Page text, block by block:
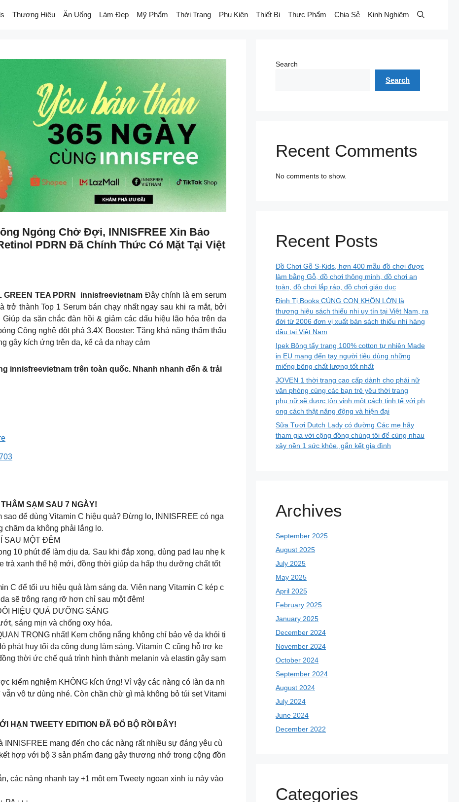
Thương Hiệu Ăn Uống Làm Đẹp Mỹ Phẩm Thời Trang Phụ Kiện Thiết Bị Thực Phẩm Chia Sẻ Kinh Nghiệm
Ngóng Chờ Đợi, INNISFREE Xin Báo
PDRN Đã Chính Thức Có Mặt Tại Việt
GREEN TEA PDRN innisfreevietnam Đây chính là em serum
trở thành Top 1 Serum bán chạy nhất ngay sau khi ra mắt, bởi
Giúp da săn chắc đàn hồi & giảm các dấu hiệu lão hóa trên da
Công nghệ đột phá 3.4X Booster: Tăng khả năng thẩm thấu
gây kích ứng trên da, kể cả da nhạy cảm
innisfreevietnam trên toàn quốc. Nhanh nhanh đến & trải
SẠM SAU 7 NGÀY!
sao để dùng Vitamin C hiệu quả? Đừng lo, INNISFREE có nga
chăm da không phải lắng lo.
SAU MỘT ĐÊM
10 phút để làm dịu da. Sau khi đắp xong, dùng pad lau nhẹ k
trà xanh thế hệ mới, đồng thời giúp da hấp thụ dưỡng chất tốt
C để tối ưu hiệu quả làm sáng da. Viên nang Vitamin C kép c
sẽ trông rạng rỡ hơn chỉ sau một đêm!
HIỆU QUẢ DƯỠNG SÁNG
sáng mịn và chống oxy hóa.
TRỌNG nhất! Kem chống nắng không chỉ bảo vệ da khỏi ti
phát huy tối đa công dụng làm sáng. Vitamin C cũng hỗ trợ ke
thời ức chế quá trình hình thành melanin và elastin gây sạm
kiểm nghiệm KHÔNG kích ứng! Vì vậy các nàng có làn da nh
vô tư dùng nhé. Còn chần chừ gì mà không bỏ túi set Vitami
HẠN TWEETY EDITION ĐÃ ĐỔ BỘ RỒI ĐÂY!
mang đến cho các nàng rất nhiều sự đáng yêu cù
hợp với bộ 3 sản phẩm đang gây thương nhớ trong cộng đồn
các nàng nhanh tay +1 một em Tweety ngoan xinh iu này vào
Search
Search
Recent Comments
No comments to show.
Recent Posts
Đồ Chơi Gỗ S-Kids, hơn 400 mẫu đồ chơi được
làm bằng Gỗ, đồ chơi thông minh, đồ chơi an
toàn, đồ chơi lắp ráp, đồ chơi giáo dục
Đinh Tị Books CÙNG CON KHÔN LỚN là
thương hiệu sách thiếu nhi uy tín tại Việt Nam, ra
đời từ 2006 đơn vị xuất bản sách thiếu nhi hàng
đầu tại Việt Nam
Ipek Bông tẩy trang 100% cotton tự nhiên Made
in EU mang đến tay người tiêu dùng những
miếng bông chất lượng tốt nhất
JOVEN 1 thời trang cao cấp dành cho phái nữ
văn phòng cùng các bạn trẻ yêu thời trang
phụ nữ sẽ được tôn vinh một cách tinh tế với ph
ong cách thật năng động và hiện đại
Sữa Tươi Dutch Lady có đường Các mẹ hãy
tham gia với cộng đồng chúng tôi để cùng nhau
xây nền 1 sức khỏe, gắn kết gia đình
Archives
September 2025
August 2025
July 2025
May 2025
April 2025
February 2025
January 2025
December 2024
November 2024
October 2024
September 2024
August 2024
July 2024
June 2024
December 2022
Categories